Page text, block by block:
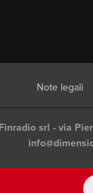
Note legali
srl - via